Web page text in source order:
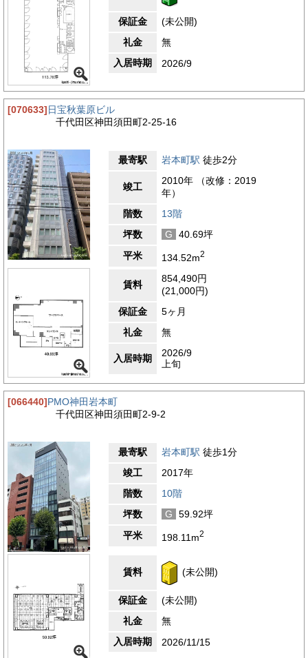
保証金
(未公開)
礼金
無
入居時期
2026/9
[070633]日宝秋葉原ビル
千代田区神田須田町2-25-16
最寄駅 岩本町駅 徒歩2分
竣工
2010年 （改修：2019
年）
階数
13階
坪数
G
40.69坪
平米
134.52m2
賃料
854,490円
(21,000円)
保証金
5ヶ月
礼金
無
入居時期
2026/9
上旬
[066440]PMO神田岩本町
千代田区神田須田町2-9-2
最寄駅 岩本町駅 徒歩1分
竣工
2017年
階数
10階
坪数
G
59.92坪
平米
198.11m2
賃料 (未公開)
保証金
(未公開)
礼金
無
入居時期
2026/11/15